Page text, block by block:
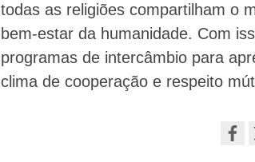
todas as religiões compartilham o
bem-estar da humanidade. Com
programas de intercâmbio para
clima de cooperação e respeito